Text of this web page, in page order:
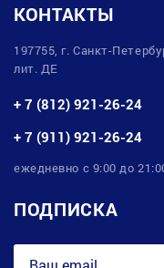
КОНТАКТЫ
197755, г. Санкт-
лит. ДЕ
+ 7 (812) 921-26-24
+ 7 (911) 921-26-24
ежедневно с 9:00 до
ПОДПИСКА